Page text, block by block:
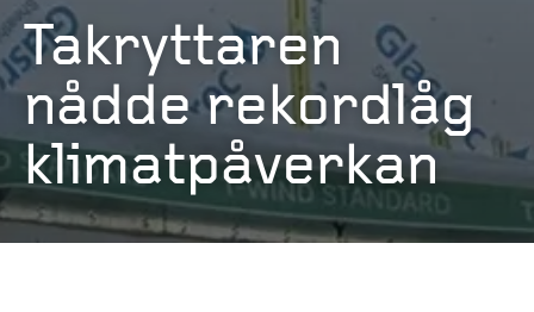
Takryttaren
nådde rekordlåg
klimatpåverkan